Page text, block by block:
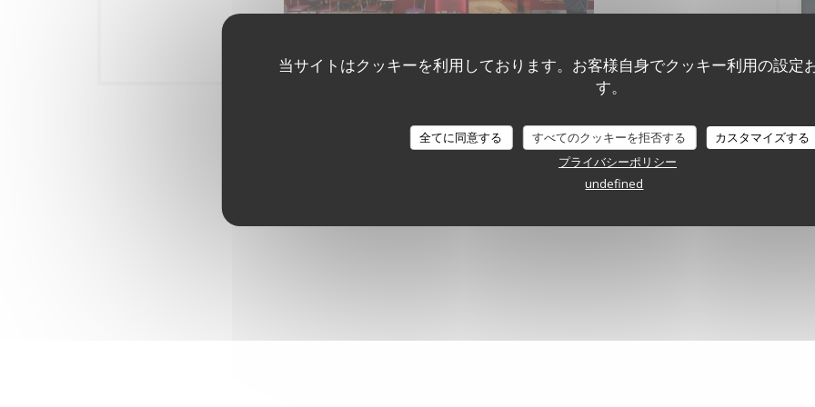
当サイトはクッキーを利用しております。お客様自身でクッキー利用の設定
す。
全てに同意する すべてのクッキーを拒否する
カスタマイズする
プライバシーポリシー
undefined
Notre établissement
バーチャルツアー